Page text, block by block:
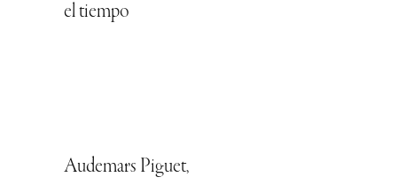
el tiempo
Audemars Piguet,